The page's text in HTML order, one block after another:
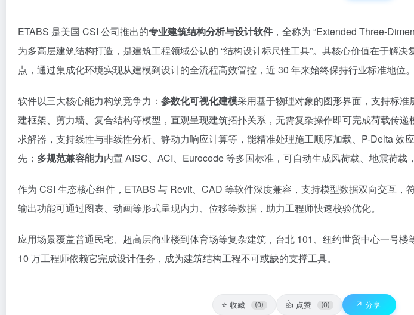
ETABS 是美国 CSI 公司推出的专业建筑结构分析与设计软件 ，全称为 “Extended Three-
为多高层建筑结构打造，是建筑工程领域公认的 “结构设计标尺性工具”。其核心价值在于解
点，通过集成化环境实现从建模到设计的全流程高效管控，近 30 年来始终保持行业标准地位。
软件以三大核心能力构筑竞争力： 参数化可视化建模采用基于物理对象的图形界面，支持标
建框架、剪力墙、复合结构等模型，直观呈现建筑拓扑关系，无需复杂操作即可完成荷载传递
求解器，支持线性与非线性分析、静动力响应计算等，能精准处理施工顺序加载、P-Delta 效
先； 多规范兼容能力内置 AISC、ACI、Eurocode 等多国标准，可自动生成风荷载、地震荷载
作为 CSI 生态核心组件，ETABS 与 Revit、CAD 等软件深度兼容，支持模型数据双向交互，
输出功能可通过图表、动画等形式呈现内力、位移等数据，助力工程师快速校验优化。
应用场景覆盖普通民宅、超高层商业楼到体育场等复杂建筑，台北 101、纽约世贸中心一号
10 万工程师依赖它完成设计任务，成为建筑结构工程不可或缺的支撑工具。
⭐ 收藏 (0) 👍 点赞 (0) ↗️ 分享